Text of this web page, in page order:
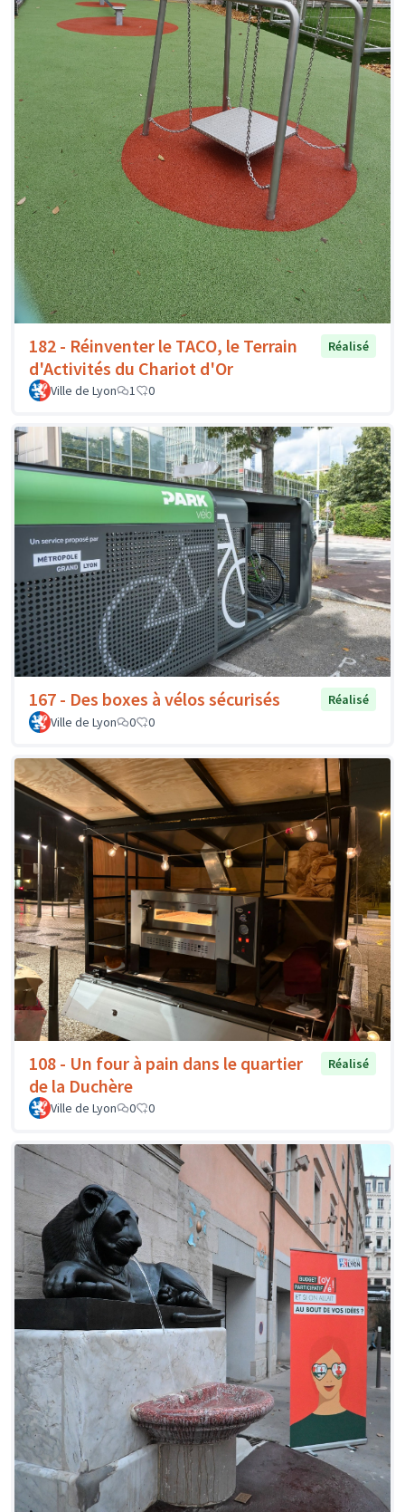
182 - Réinventer le TACO, le Terrain
d'Activités du Chariot d'Or
Réalisé
Ville de Lyon 1 0
167 - Des boxes à vélos sécurisés
Réalisé
Ville de Lyon
0 0
108 - Un four à pain dans le quartier
de la Duchère
Réalisé
Ville de Lyon 0 0